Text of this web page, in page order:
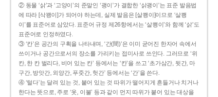
② 동물 ‘삵’과 ‘고양이’의 준말인 ‘괭이’가 결합한 ‘삵괭이’는 표준 발음법
에 따라 [삭꽹이]가 되어야 하는데, 실제 발음은 [살쾡이]이므로 ‘살쾡
이’를 표준어로 삼았다. 표준어 규정 제26항에서는 ‘살쾡이’와 함께 ‘삵’도
표준어로 인정하였다.
③ ‘칸’은 공간의 구획을 나타내며, ‘간(間)’은 이미 굳어진 한자어 속에서
쓰이거나 공간으로서의 장소를 가리키는 접미사로 쓰인다. 그러므로 ‘위
칸, 한 칸 벌리다, 비어 있는 칸’ 등에서는 ‘칸’을 쓰고 ‘초가삼간, 뒷간, 마
구간, 방앗간, 외양간, 푸줏간, 헛간’ 등에서는 ‘간’을 쓴다.
④ ‘털다’는 달려 있는 것, 붙어 있는 것 따위가 떨어지게 흔들거나 치거나
한다는 뜻으로, 주로 ‘옷, 이불’ 등과 같이 먼지 따위가 붙어 있는 대상을